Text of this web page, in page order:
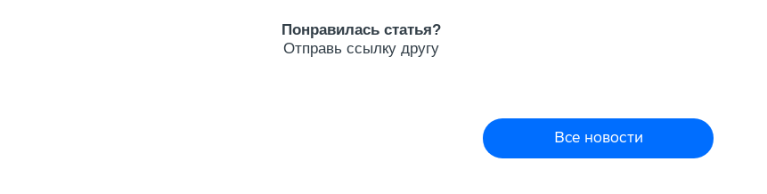
Понравилась статья?
Отправь ссылку другу
Все новости